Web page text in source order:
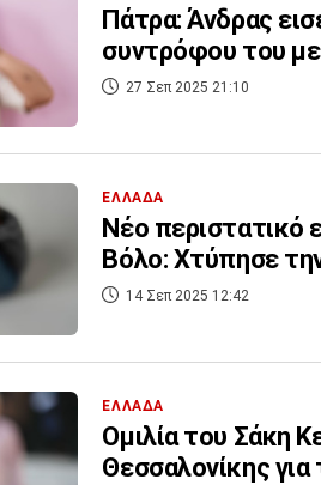
Πάτρα: Άνδρας
συντρόφου του με
27 Σεπ 2025 21:10
ΕΛΛΑΔΑ
Νέο περιστατικό
Βόλο: Χτύπησε
14 Σεπ 2025 12:42
ΕΛΛΑΔΑ
Ομιλία του Σάκη
Θεσσαλονίκης